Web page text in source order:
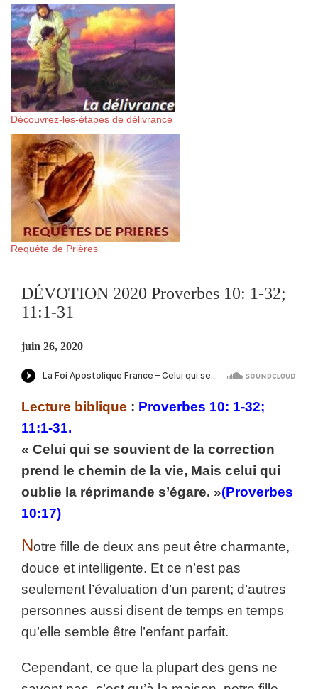
Découvrez-les-étapes de délivrance
Requête de Prières
DÉVOTION 2020 Proverbes 10: 1-32;
11:1-31
juin 26, 2020
Lecture biblique : Proverbes 10: 1-32;
11:1-31.
« Celui qui se souvient de la correction
prend le chemin de la vie, Mais celui qui
oublie la réprimande s’égare. »(Proverbes
10:17)
Notre fille de deux ans peut être charmante,
douce et intelligente. Et ce n’est pas
seulement l’évaluation d’un parent; d’autres
personnes aussi disent de temps en temps
qu’elle semble être l’enfant parfait.
Cependant, ce que la plupart des gens ne